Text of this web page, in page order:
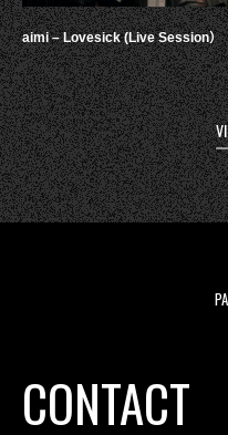
aimi – Lovesick (Live Session）
CONTACT